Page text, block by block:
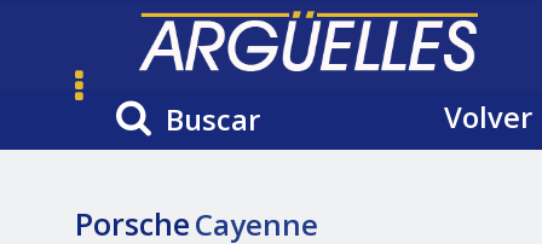
Buscar Volver
PorscheCayenne